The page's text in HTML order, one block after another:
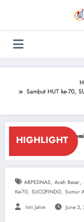
Sambut HUT ke-70,
HIGHLIGHT
Pemberantasan Miras
ABPEDNAS, Aceh Besar,
Ke-70, SUCOFINDO, Sumur
Inti Jatim June 3,